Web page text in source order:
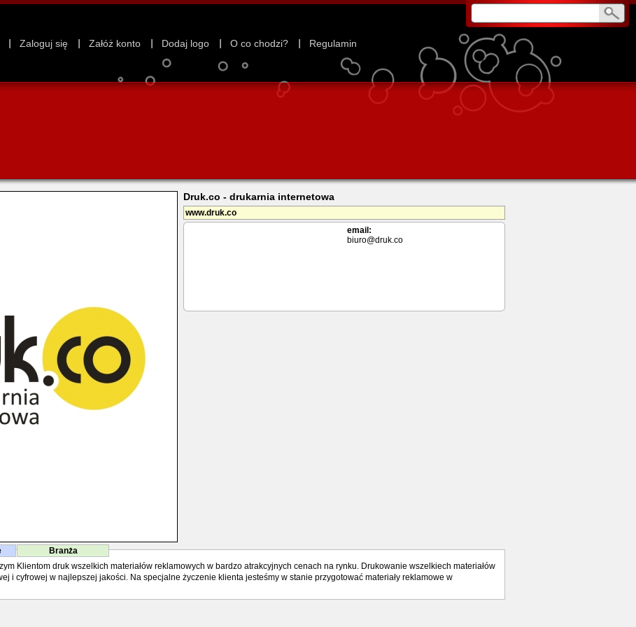
Zaloguj się Załóż konto Dodaj logo O co chodzi? Regulamin
Druk.co - drukarnia internetowa
www.druk.co
email:
biuro@druk.co
Branża
Klientom druk wszelkich materiałów reklamowych w bardzo atrakcyjnych cenach na rynku. Drukowanie wszelkiech materiałów
i cyfrowej w najlepszej jakości. Na specjalne życzenie klienta jesteśmy w stanie przygotować materiały reklamowe w